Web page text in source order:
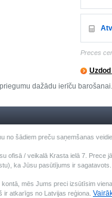
Preces
dažādu ierīču barošanai.
no šādiem preču saņemšanas
ofisā / veikalā Krasta ielā 7.
ka Jūsu pasūtījums ir sagatavots.
mēs Jums preci izsūtīsim
ir atkarīgs no Latvijas reģiona.